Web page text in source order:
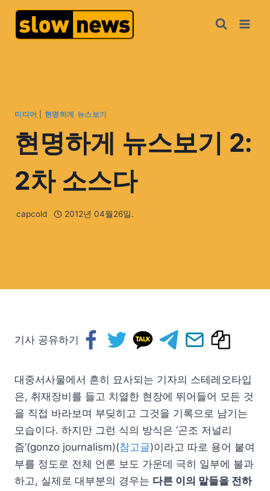
미디어 현명하게 뉴스보기
현명하게 뉴스보기 2:
2차 소스다
capcold 2012년 04월26일.
기사 공유하기
대중서사물에서 흔히 묘사되는 기자의 스테레오타입
은, 취재장비를 들고 치열한 현장에 뛰어들어 모든 것
을 직접 바라보며 부딪히고 그것을 기록으로 남기는
모습이다. 하지만 그런 식의 방식은 ‘곤조 저널리
즘’(gonzo journalism)(참고글)이라고 따로 용어 붙여
부를 정도로 전체 언론 보도 가운데 극히 일부에 불과
하고, 실제로 대부분의 경우는 다른 이의 말들을 전하